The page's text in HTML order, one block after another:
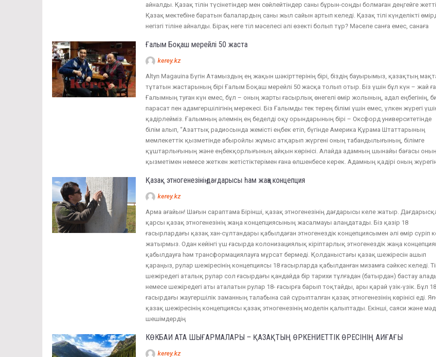
айналды. Қазақ тілін түсінетіндер мен сөйлейтіндер саны бұрын-соңды болмаған деңгейге жетті.
Қазақ мектебіне баратын балалардың саны жыл сайын артып келеді. Қазақ тілі күнделікті
негізгі тіліне айналды. Бірақ неге тіл мәселесі әлі өзекті болып тұр? Мәселе санға емес, санаға
Ғалым Боқаш мерейлі 50 жаста
kerey.kz
Altyn Magauina Бүгін Атамыздың ең жақын шәкірттерінің бірі, біздің бауырымыз, қазақтың
тұтатын жастарының бірі Ғалым Боқаш мерейлі 50 жасқа толып отыр. Біз үшін бұл күн – жай
Ғалымның туған күн емес, бұл – оның жарты ғасырлық өнегелі өмір жолының, адал еңбегінің,
парасат пен адамгершілігінің мерекесі. Біз Ғалымды тек терең білімі үшін емес, үлкен жүрегі
қадірлейміз. Ғалымның әлемнің ең беделді оқу орындарының бірі – Оксфорд университетінде
білім алып, “Азаттық радиосында жемісті еңбек етіп, бүгінде Америка Құрама Штаттарының
мемлекеттік қызметінде абыройлы жұмыс атқарып жүргені оның табандылығының, білімге
құштарлығының және еңбекқорлығының айқын көрінісі. Алайда адамның шынайы бағасы оның
қызметімен немесе жеткен жетістіктерімен ғана өлшенбесе керек. Адамның қадірі оның
Қазақ этногенезінің дағдарысы һам жаңа концепция
kerey.kz
Арма ағайын! Шағын сараптама Бірінші, қазақ этногенезінің дағдарысы келе жатыр.
қарсы қазақ этногенезінің жаңа концепциясының жасалмауы алаңдатады. Біз қазір 18
ғасырлардағы қазақ хан-сұлтандары қабылдаған этногенездік концепциясымен әлі өмір сүріп
жатырмыз. Одан кейінгі үш ғасырда колонизациялық кіріптарлық этногенездік жаңа
қабылдауға һәм трансформациялауға мұрсат бермеді. Қолданыстағы қазақ шежіресін ашып
қараңыз, рулар шежіресінің концепциясы 18 ғасырларда қабылданған мизамға сәйкес келеді.
шежіредегі аталық рулар сол ғасырдағы қандайда бір тарихи тұлғадан (батырдан) бастау
немесе шежіредегі аты аталатын рулар 18- ғасырға барып тоқтайды, ары қарай үзік-үзік. Бұл
ғасырдағы жаугершілік заманның талабына сай сұрыпталған қазақ этногенезінің көрінісі еді.
қазақ шежіресінің концепциясы қазақ этногенезінің моделін қалыптады. Екінші, саяси және
шешімдердің
КӨКБАЙ АТА ШЫҒАРМАЛАРЫ – ҚАЗАҚТЫҢ ӨРКЕНИЕТТІК ӨРЕСІНІҢ АЙҒАҒЫ
kerey.kz